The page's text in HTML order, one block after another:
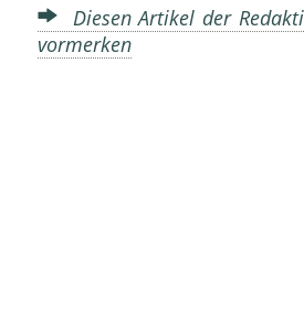
Diesen Artikel der
vormerken